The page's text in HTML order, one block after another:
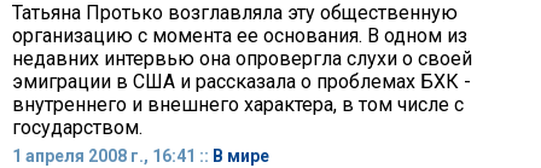
Татьяна Протько возглавляла эту общественную
организацию с момента ее основания. В одном из
недавних интервью она опровергла слухи о своей
эмиграции в США и рассказала о проблемах БХК -
внутреннего и внешнего характера, в том числе с
государством.
1 апреля 2008 г., 16:41 :: В мире